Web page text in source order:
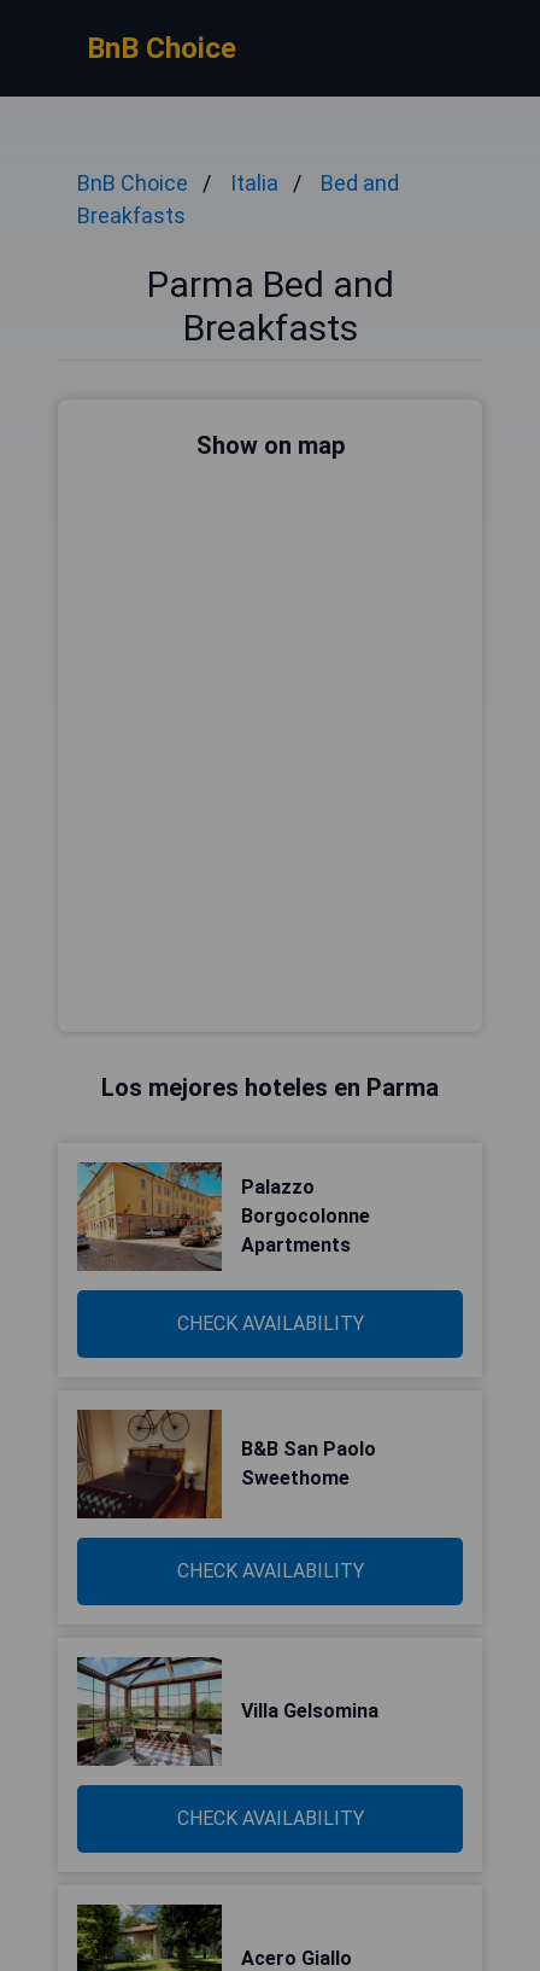
BnB Choice
BnB Choice Italia
Bed and
Breakfasts
Parma Bed and
Breakfasts
Show on map
Los mejores hoteles en Parma
Palazzo
Borgocolonne
Apartments
CHECK AVAILABILITY
B&B San Paolo
Sweethome
CHECK AVAILABILITY
Villa Gelsomina
CHECK AVAILABILITY
Acero Giallo